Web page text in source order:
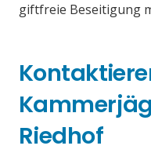
giftfreie Beseitigung
Riedhof